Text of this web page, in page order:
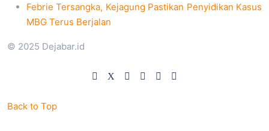
Febrie Tersangka, Kejagung Pastikan Penyidikan Kasus
MBG Terus Berjalan
© 2025 Dejabar.id
Back to Top